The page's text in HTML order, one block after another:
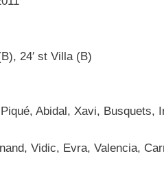
24′ st Villa (B)
Abidal, Xavi, Busquets,
Vidic, Evra, Valencia,